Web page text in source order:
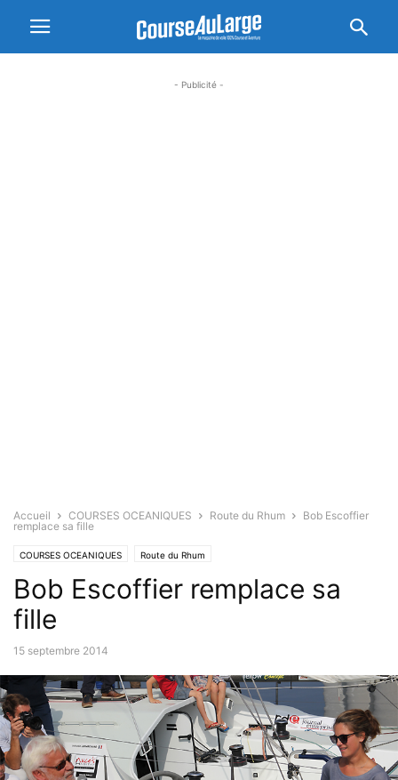
- Publicité -
Accueil COURSES OCEANIQUES Route du Rhum
Bob Escoffier
remplace sa fille
COURSES OCEANIQUES Route du Rhum
Bob Escoffier remplace sa
fille
15 septembre 2014